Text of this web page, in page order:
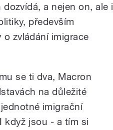
a nejen on, ale i
především
o zvládání imigrace
se ti dva, Macron
na důležité
imigrační
když jsou - a tím si